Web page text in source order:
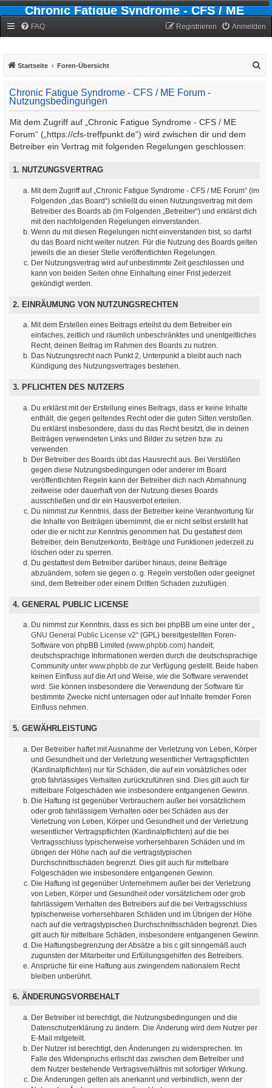
Chronic Fatigue Syndrome - CFS / ME
FAQ Anmelden
Registrieren
Startseite Foren-Übersicht
Chronic Fatigue Syndrome - CFS / ME Forum -
Nutzungsbedingungen
Mit dem Zugriff auf „Chronic Fatigue Syndrome - CFS / ME
Forum“ („https://cfs-treffpunkt.de“) wird zwischen dir und dem
Betreiber ein Vertrag mit folgenden Regelungen geschlossen:
1. NUTZUNGSVERTRAG
Mit dem Zugriff auf „Chronic Fatigue Syndrome - CFS / ME Forum“ (im
Folgenden „das Board“) schließt du einen Nutzungsvertrag mit dem
Betreiber des Boards ab (im Folgenden „Betreiber“) und erklärst dich
mit den nachfolgenden Regelungen einverstanden.
Wenn du mit diesen Regelungen nicht einverstanden bist, so darfst
du das Board nicht weiter nutzen. Für die Nutzung des Boards gelten
jeweils die an dieser Stelle veröffentlichten Regelungen.
Der Nutzungsvertrag wird auf unbestimmte Zeit geschlossen und
kann von beiden Seiten ohne Einhaltung einer Frist jederzeit
gekündigt werden.
2. EINRÄUMUNG VON NUTZUNGSRECHTEN
Mit dem Erstellen eines Beitrags erteilst du dem Betreiber ein
einfaches, zeitlich und räumlich unbeschränktes und unentgeltliches
Recht, deinen Beitrag im Rahmen des Boards zu nutzen.
Das Nutzungsrecht nach Punkt 2, Unterpunkt a bleibt auch nach
Kündigung des Nutzungsvertrages bestehen.
3. PFLICHTEN DES NUTZERS
Du erklärst mit der Erstellung eines Beitrags, dass er keine Inhalte
enthält, die gegen geltendes Recht oder die guten Sitten verstoßen.
Du erklärst insbesondere, dass du das Recht besitzt, die in deinen
Beiträgen verwendeten Links und Bilder zu setzen bzw. zu
verwenden.
Der Betreiber des Boards übt das Hausrecht aus. Bei Verstößen
gegen diese Nutzungsbedingungen oder anderer im Board
veröffentlichten Regeln kann der Betreiber dich nach Abmahnung
zeitweise oder dauerhaft von der Nutzung dieses Boards
ausschließen und dir ein Hausverbot erteilen.
Du nimmst zur Kenntnis, dass der Betreiber keine Verantwortung für
die Inhalte von Beiträgen übernimmt, die er nicht selbst erstellt hat
oder die er nicht zur Kenntnis genommen hat. Du gestattest dem
Betreiber, dein Benutzerkonto, Beiträge und Funktionen jederzeit zu
löschen oder zu sperren.
Du gestattest dem Betreiber darüber hinaus, deine Beiträge
abzuändern, sofern sie gegen o. g. Regeln verstoßen oder geeignet
sind, dem Betreiber oder einem Dritten Schaden zuzufügen.
4. GENERAL PUBLIC LICENSE
Du nimmst zur Kenntnis, dass es sich bei phpBB um eine unter der „
GNU General Public License v2“ (GPL) bereitgestellten Foren-
Software von phpBB Limited (www.phpbb.com) handelt;
deutschsprachige Informationen werden durch die deutschsprachige
Community unter www.phpbb.de zur Verfügung gestellt. Beide haben
keinen Einfluss auf die Art und Weise, wie die Software verwendet
wird. Sie können insbesondere die Verwendung der Software für
bestimmte Zwecke nicht untersagen oder auf Inhalte fremder Foren
Einfluss nehmen.
5. GEWÄHRLEISTUNG
Der Betreiber haftet mit Ausnahme der Verletzung von Leben, Körper
und Gesundheit und der Verletzung wesentlicher Vertragspflichten
(Kardinalpflichten) nur für Schäden, die auf ein vorsätzliches oder
grob fahrlässiges Verhalten zurückzuführen sind. Dies gilt auch für
mittelbare Folgeschäden wie insbesondere entgangenen Gewinn.
Die Haftung ist gegenüber Verbrauchern außer bei vorsätzlichem
oder grob fahrlässigem Verhalten oder bei Schäden aus der
Verletzung von Leben, Körper und Gesundheit und der Verletzung
wesentlicher Vertragspflichten (Kardinalpflichten) auf die bei
Vertragsschluss typischerweise vorhersehbaren Schäden und im
übrigen der Höhe nach auf die vertragstypischen
Durchschnittsschäden begrenzt. Dies gilt auch für mittelbare
Folgeschäden wie insbesondere entgangenen Gewinn.
Die Haftung ist gegenüber Unternehmern außer bei der Verletzung
von Leben, Körper und Gesundheit oder vorsätzlichem oder grob
fahrlässigem Verhalten des Betreibers auf die bei Vertragsschluss
typischerweise vorhersehbaren Schäden und im Übrigen der Höhe
nach auf die vertragstypischen Durchschnittsschäden begrenzt. Dies
gilt auch für mittelbare Schäden, insbesondere entgangenen Gewinn.
Die Haftungsbegrenzung der Absätze a bis c gilt sinngemäß auch
zugunsten der Mitarbeiter und Erfüllungsgehilfen des Betreibers.
Ansprüche für eine Haftung aus zwingendem nationalem Recht
bleiben unberührt.
6. ÄNDERUNGSVORBEHALT
Der Betreiber ist berechtigt, die Nutzungsbedingungen und die
Datenschutzerklärung zu ändern. Die Änderung wird dem Nutzer per
E-Mail mitgeteilt.
Der Nutzer ist berechtigt, den Änderungen zu widersprechen. Im
Falle des Widerspruchs erlischt das zwischen dem Betreiber und
dem Nutzer bestehende Vertragsverhältnis mit sofortiger Wirkung.
Die Änderungen gelten als anerkannt und verbindlich, wenn der